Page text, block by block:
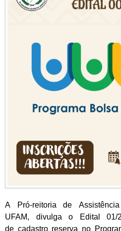
A Pró-reitoria de
UFAM, divulga o Edital 01/
de cadastro reserva no